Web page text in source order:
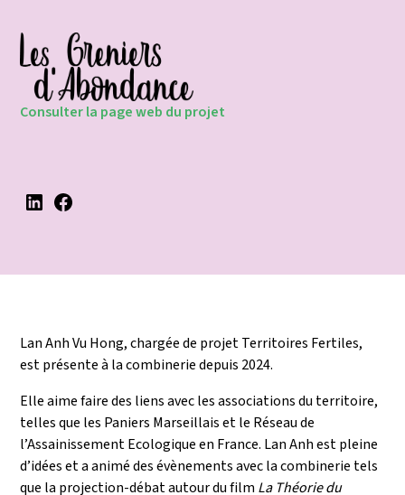
Consulter la page web du projet
Lan Anh Vu Hong, chargée de projet Territoires Fertiles,
est présente à la combinerie depuis 2024.
Elle aime faire des liens avec les associations du territoire,
telles que les Paniers Marseillais et le Réseau de
l’Assainissement Ecologique en France. Lan Anh est pleine
d’idées et a animé des évènements avec la combinerie tels
que la projection-débat autour du film La Théorie du